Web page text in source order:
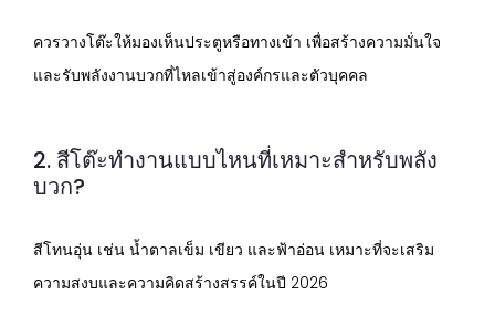
ควรวางโต๊ะให้มองเห็นประตูหรือทางเข้า เพื่อสร้างความมั่นใจ
และรับพลังงานบวกที่ไหลเข้าสู่องค์กรและตัวบุคคล
2. สีโต๊ะทำงานแบบไหนที่เหมาะสำหรับพลัง
บวก?
สีโทนอุ่น เช่น น้ำตาลเข็ม เขียว และฟ้าอ่อน เหมาะที่จะเสริม
ความสงบและความคิดสร้างสรรค์ในปี 2026